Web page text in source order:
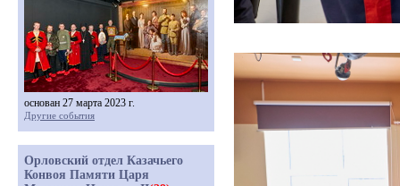
основан 27 марта 2023 г.
Другие события
Орловский отдел Казачьего
Конвоя Памяти Царя